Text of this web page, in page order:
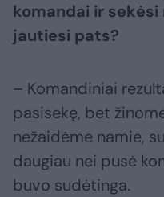
komandai ir sekėsi
jautiesi pats?
– Komandiniai
pasisekę, bet
nežaidėme namie,
daugiau nei pusė
buvo sudėtinga.